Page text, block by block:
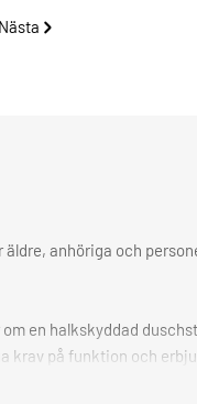
Nästa
anhöriga och
en halkskyddad
på funktion och